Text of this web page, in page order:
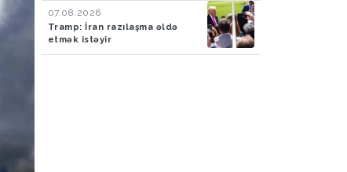
07.08.2026
Tramp: İran razılaşma əldə
etmək istəyir